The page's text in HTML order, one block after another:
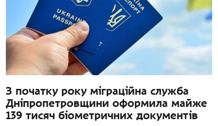
З початку року міграційна служба
Дніпропетровщини оформила майже
139 тисяч біометричних документів